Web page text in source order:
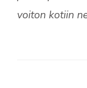
voiton kotiin